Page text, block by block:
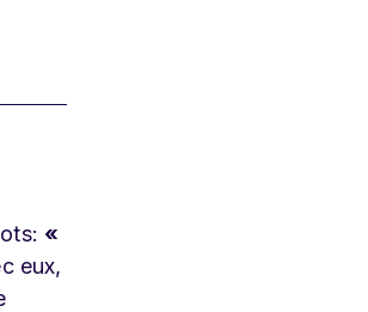
«
eux,